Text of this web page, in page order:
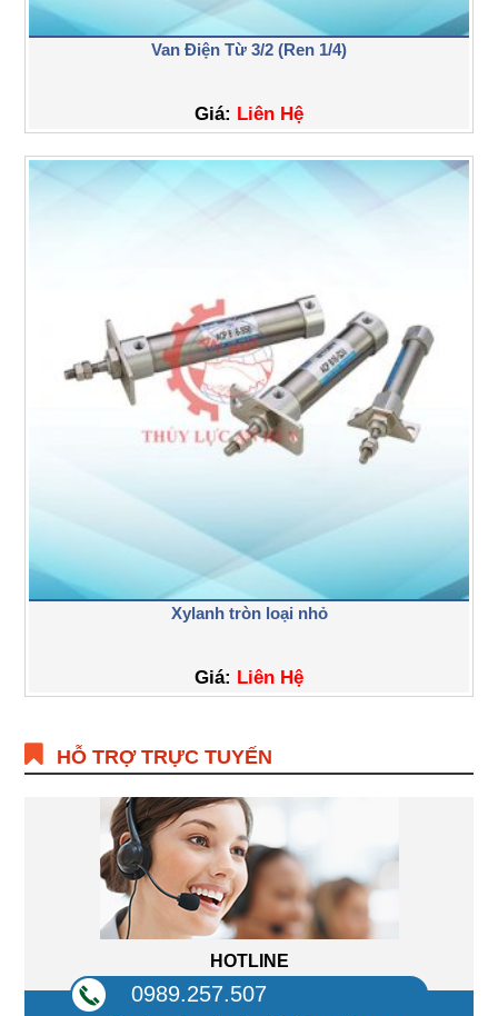
Van Điện Từ 3/2 (Ren 1/4)
Giá: Liên Hệ
Xylanh tròn loại nhỏ
Giá: Liên Hệ
HỖ TRỢ TRỰC TUYẾN
HOTLINE
0989.257.507